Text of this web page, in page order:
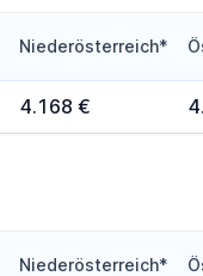
Niederösterreich*
4.168 €
Niederösterreich*